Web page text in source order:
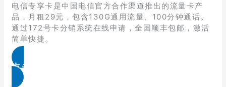
电信专享卡是中国电信官方合作渠道推出的流量卡产
品，月租29元，包含130G通用流量、100分钟通话。
通过172号卡分销系统在线申请，全国顺丰包邮，激活
简单快捷。
点击免费领取